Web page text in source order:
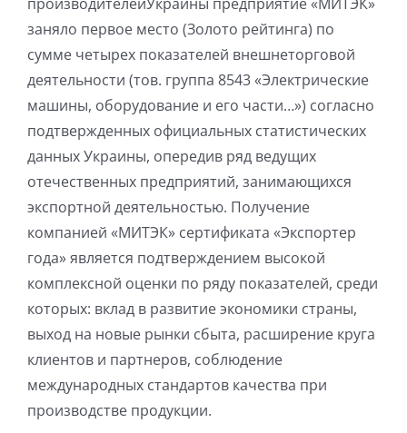
заняло первое место (Золото рейтинга) по
сумме четырех показателей внешнеторговой
деятельности (тов. группа 8543 «Электрические
машины, оборудование и его части…») согласно
подтвержденных официальных статистических
данных Украины, опередив ряд ведущих
отечественных предприятий, занимающихся
экспортной деятельностью. Получение
компанией «МИТЭК» сертификата «Экспортер
года» является подтверждением высокой
комплексной оценки по ряду показателей, среди
которых: вклад в развитие экономики страны,
выход на новые рынки сбыта, расширение круга
клиентов и партнеров, соблюдение
международных стандартов качества при
производстве продукции.